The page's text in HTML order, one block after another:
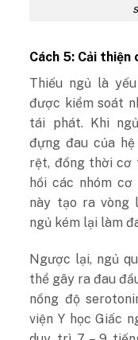
Cách 5: Cải
Thiếu ngủ là
được kiểm soát
tái phát. Khi
đựng đau của
rệt, đồng thời cơ
hồi các nhóm
này tạo ra vòng
ngủ kém lại làm
Ngược lại, ngủ
thể gây ra đau
nồng độ
viện Y học Giấc